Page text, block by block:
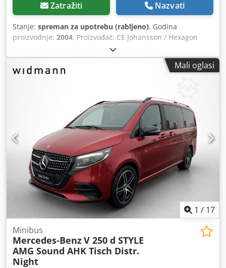
Zatražiti Nazvati
Stanje: spreman za upotrebu (rabljeno), Godina
proizvodnje: 2004, Proizvođač: CE Johansson / Hexagon
Metrology Model: Saphir 12.5-30-10 Vrsta stroja: 9489-145
Serijski broj: 8489-70305 Mogućnosti mjerenja X-os: 1.250
mm Y-os: 3.000 mm Z-os: 1.000 mm Dimenzije stroja
mm Visina stola (H₁): 700 mm Visina za prolaz (Hₚ): 1.150
mm Težina i nosivost Težina stroja: 8.200 kg Maksimalna
dopuštena težina obrađivanog komada: 6.000 kg Površina
za stezanje: 1.450 × 3.400 mm Performanse mjerenja
Rezolucija: 0,1 µm Točnost (VDI/VDE 2617, 2.1. dio): U₃ = 4 +
5L µm (L u metrima) Brzina i ubrzanje Maksimalna CNC
brzina: 500 mm/s Ubrzanje: 1.000 mm/s² Csdpjzrvg Uofx Ac
Torf Električni uvjeti Napajanje: 230 V ±10 %, jednofazno,
50 Hz Potrošnja snage: 1.500 VA (10 A) Opskrba zrakom
Radni tlak: 6–10 kp/cm² (0,6–1,0 MPa) Potrošnja zraka: 48
l/min pri 5,5 kp/cm² (240 NL/min) Radno okruženje
Potrebna stabilnost temperature: ±1,0 °C Maksimalni
gradijent temperature: 0,5 °C Softver Verzija PC-DMIS:
CAD++ 2018 R2 (izdanje) Izdanje: 535 (pretverzija) Datum
glavnog izdanja: 30. listopada 2019.
Mali oglasi
1 / 17
Minibus
Mercedes-BenzV 250 d STYLE
AMG Sound AHK Tisch Distr.
Night